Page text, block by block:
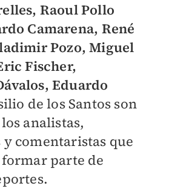
Raoul Pollo
Camarena, René
Pozo, Miguel
Fischer,
Eduardo
de los Santos son
analistas,
comentaristas que
parte de